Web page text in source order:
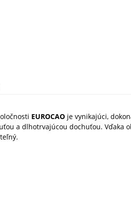
EUROCAO je vynikajúci,
a dlhotrvajúcou dochuťou. Vďaka